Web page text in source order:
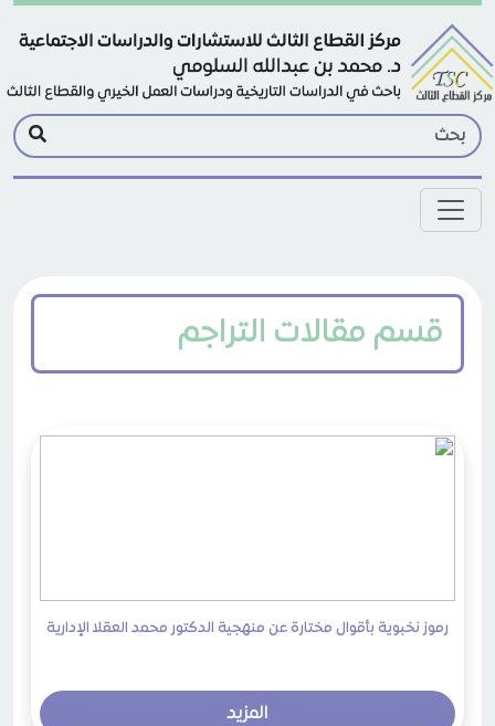
Skip to main content
قسم مقالات التراجم
رموز نخبوية بأقوال مختارة عن منهجية الدكتور محمد العقلا الإدارية
المزيد